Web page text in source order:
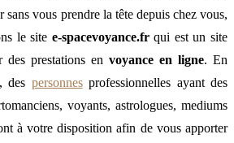
sans vous prendre la tête depuis chez vous,
le site e-spacevoyance.frqui est un site
des prestations en voyance en ligne. En
des personnesprofessionnelles ayant des
voyants, astrologues, mediums
à votre disposition afin de vous apporter